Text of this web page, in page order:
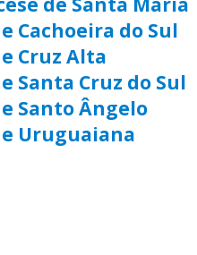
Cachoeira do Sul
Cruz Alta
Santa Cruz do Sul
Santo Ângelo
Uruguaiana